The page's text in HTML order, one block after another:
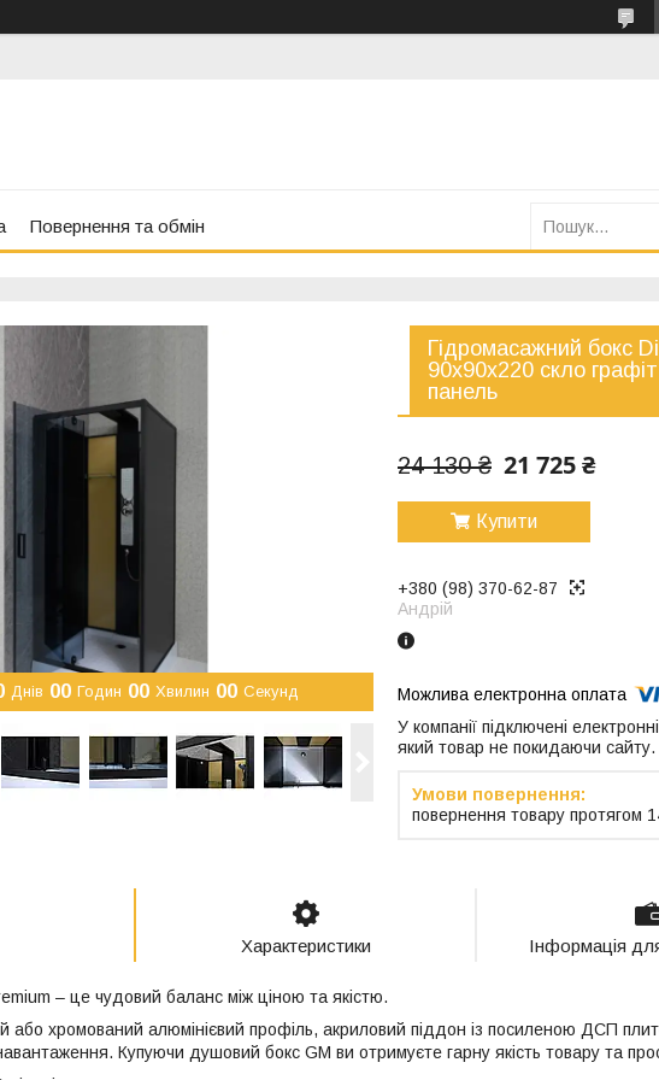
Повернення та обмін
Днів 00 Годин 00 Хвилин 00 Секунд
Гідромасажний бокс
90x90x220 скло
панель
24 130 ₴ 21 725 ₴
Купити
+380 (98) 370-62-87
Андрій
У компанії підключені
який товар не покидаючи сайту.
повернення товару протягом
Характеристики Інформація
– це чудовий баланс між ціною та якістю.
або хромований алюмінієвий профіль, акриловий піддон із посиленою ДСП
Купуючи душовий бокс GM ви отримуєте гарну якість товару та